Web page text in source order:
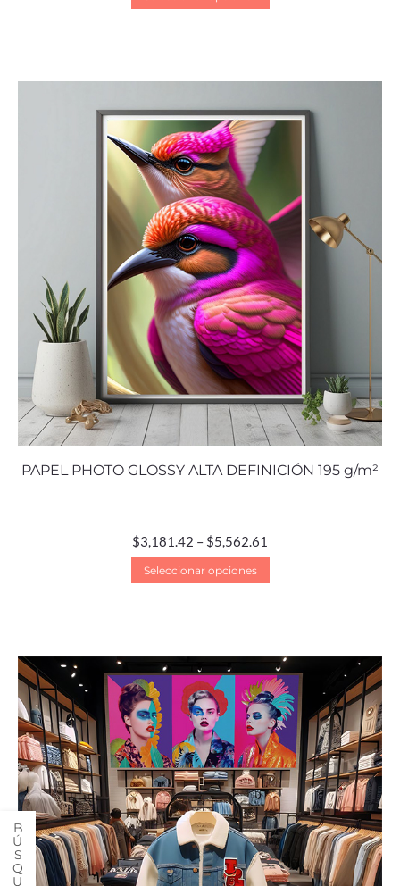
PAPEL PHOTO GLOSSY ALTA DEFINICIÓN 195 g/m²
$3,181.42 – $5,562.61
Seleccionar opciones